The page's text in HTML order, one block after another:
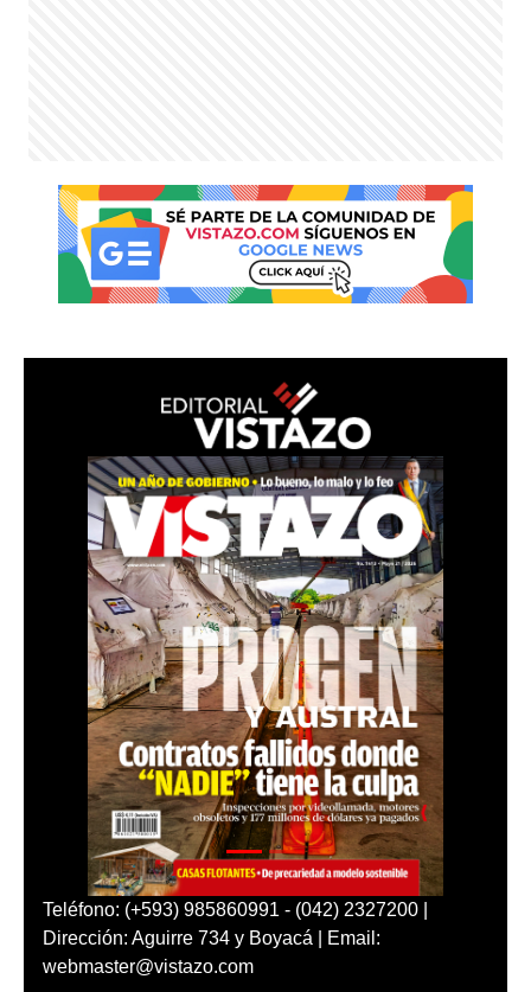
Teléfono: (+593) 985860991 - (042) 2327200 |
Dirección: Aguirre 734 y Boyacá | Email:
webmaster@vistazo.com